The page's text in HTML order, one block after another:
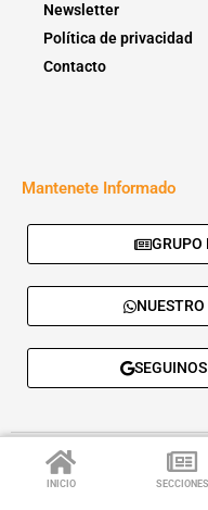
INICIO SECCIONES
Newsletter
Política de privacidad
Contacto
Mantenete Informado
GRUPO
© 2026 - El Sol de San
Desarrolla: